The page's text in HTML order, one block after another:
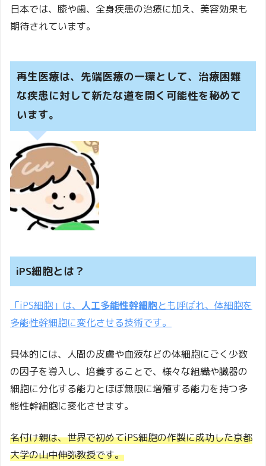
日本では、膝や歯、全身疾患の治療に加え、美容効果も
期待されています。
再生医療は、先端医療の一環として、治療困難
な疾患に対して新たな道を開く可能性を秘めて
います。
iPS細胞とは？
「iPS細胞」は、 人工多能性幹細胞とも呼ばれ、体細胞を
多能性幹細胞に変化させる技術です。
具体的には、人間の皮膚や血液などの体細胞にごく少数
の因子を導入し、培養することで、様々な組織や臓器の
細胞に分化する能力とほぼ無限に増殖する能力を持つ多
能性幹細胞に変化させます。
名付け親は、世界で初めてiPS細胞の作製に成功した京都
大学の山中伸弥教授です。